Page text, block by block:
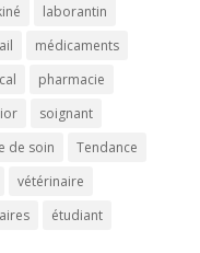
laborantin
médicaments
pharmacie
soignant
de soin
Tendance
vétérinaire
étudiant